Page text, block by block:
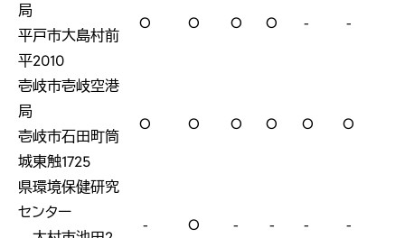
局
平戸市大島村前
平2010
O O O O - -
壱岐市壱岐空港
局
壱岐市石田町筒
城東触1725
O O O O O O
県環境保健研究
センター
- O - - - -